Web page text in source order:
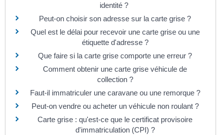
identité ?
Peut-on choisir son adresse sur la carte grise ?
Quel est le délai pour recevoir une carte grise ou une
étiquette d'adresse ?
Que faire si la carte grise comporte une erreur ?
Comment obtenir une carte grise véhicule de
collection ?
Faut-il immatriculer une caravane ou une remorque ?
Peut-on vendre ou acheter un véhicule non roulant ?
Carte grise : qu'est-ce que le certificat provisoire
d'immatriculation (CPI) ?